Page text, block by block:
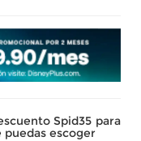
Spid35 para
escoger